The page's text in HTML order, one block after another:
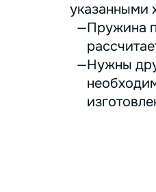
указанными
Пружина
Нужны